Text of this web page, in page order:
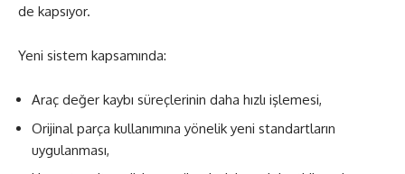
de kapsıyor.
Yeni sistem kapsamında:
Araç değer kaybı süreçlerinin daha hızlı işlemesi,
Orijinal parça kullanımına yönelik yeni standartların
uygulanması,